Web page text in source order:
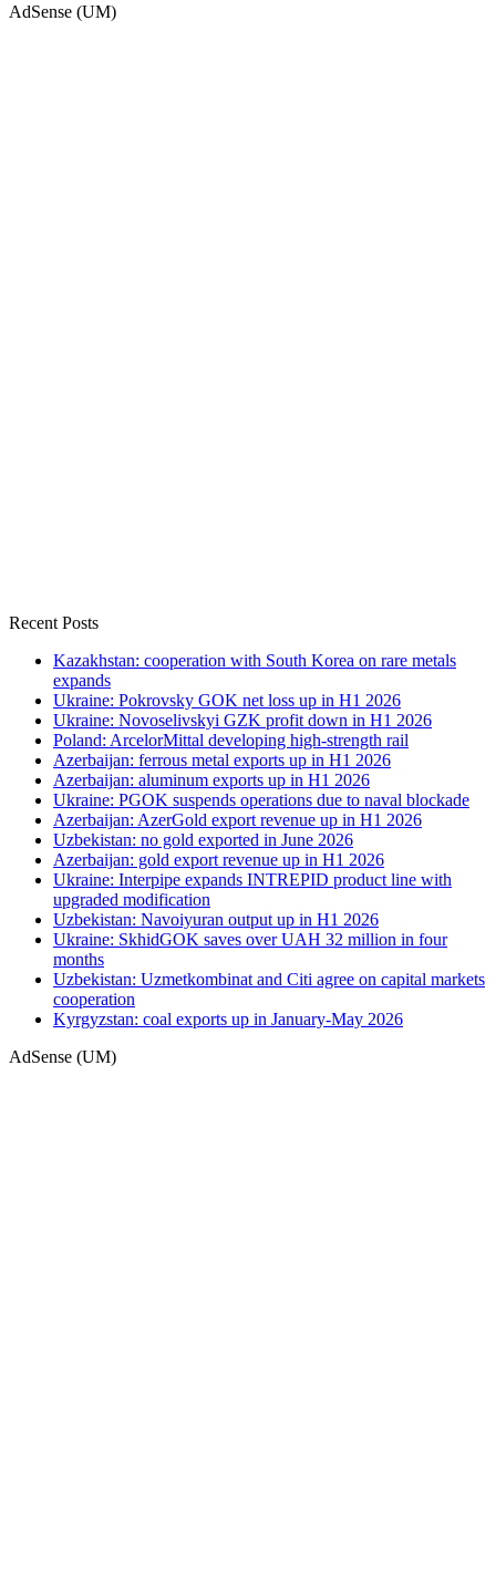
AdSense (UM)
Recent Posts
Kazakhstan: cooperation with South Korea on rare metals
expands
Ukraine: Pokrovsky GOK net loss up in H1 2026
Ukraine: Novoselivskyi GZK profit down in H1 2026
Poland: ArcelorMittal developing high-strength rail
Azerbaijan: ferrous metal exports up in H1 2026
Azerbaijan: aluminum exports up in H1 2026
Ukraine: PGOK suspends operations due to naval blockade
Azerbaijan: AzerGold export revenue up in H1 2026
Uzbekistan: no gold exported in June 2026
Azerbaijan: gold export revenue up in H1 2026
Ukraine: Interpipe expands INTREPID product line with
upgraded modification
Uzbekistan: Navoiyuran output up in H1 2026
Ukraine: SkhidGOK saves over UAH 32 million in four
months
Uzbekistan: Uzmetkombinat and Citi agree on capital markets
cooperation
Kyrgyzstan: coal exports up in January-May 2026
AdSense (UM)